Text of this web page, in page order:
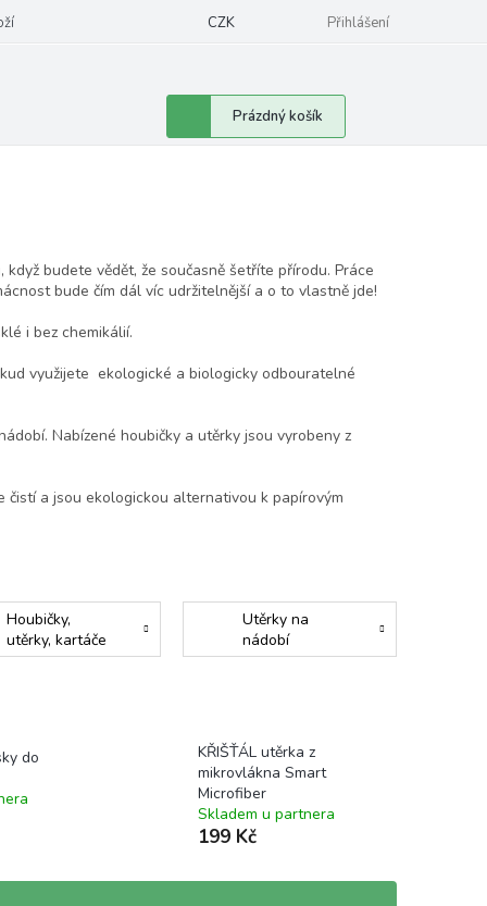
CZK Přihlášení
Nákupní
košík
Prázdný košík
budete vědět, že současně šetříte přírodu. Práce
bude čím dál víc udržitelnější a o to vlastně jde!
i bez chemikálií.
využijete ekologické a biologicky odbouratelné
Nabízené houbičky a utěrky jsou vyrobeny z
a jsou ekologickou alternativou k papírovým
Houbičky,
utěrky, kartáče
Utěrky na
nádobí
do
KŘIŠŤÁL utěrka z
mikrovlákna Smart
Microfiber
Skladem u partnera
199 Kč